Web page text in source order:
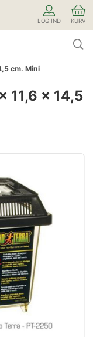
LOG IND KURV
cm. Mini
11,6 x 14,5